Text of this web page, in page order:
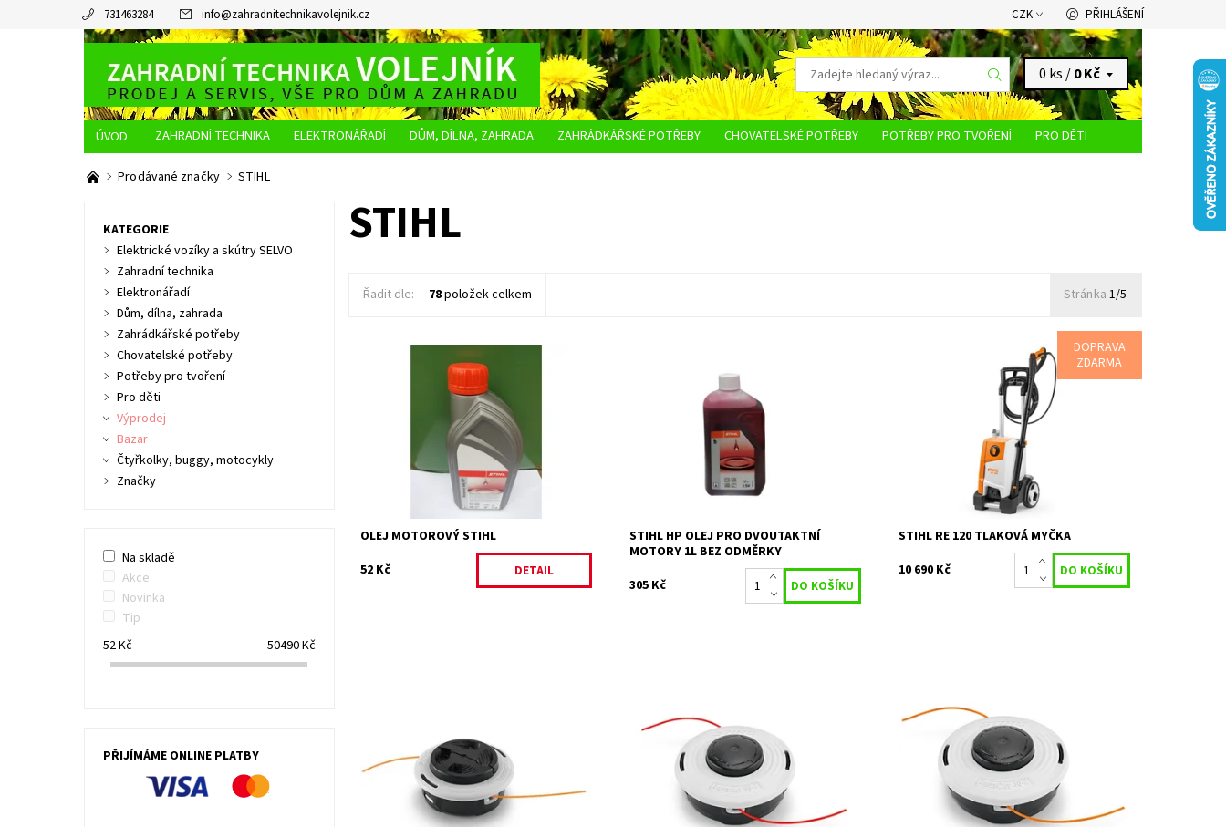
731463284 info@zahradnitechnikavolejnik.cz CZK PŘIHLÁŠENÍ
0 ks /0 Kč
ZAHRADNÍ TECHNIKA ELEKTRONÁŘADÍ DŮM, DÍLNA, ZAHRADA ZAHRÁDKÁŘSKÉ POTŘEBY CHOVATELSKÉ POTŘEBY POTŘEBY PRO TVOŘENÍ
PRO DĚTI
O NÁS
JAK NAKUPOVAT
Prodávané značky STIHL
STIHL
Řadit dle: 78položek celkem Stránka 1/5
Olej pro dvoutaktní motory
Skladem 9 ks
4275/100
STIHL
OLEJ MOTOROVÝ STIHL
52 Kč
DETAIL
Motorový olej pro dvoutaktní motory na
minerální bázi s vysokou mazací
schopností při současně dobré čistotě
motoru. Výkonová třída: JASO-FB....
Skladem 20 ks
27553
STIHL
STIHL HP OLEJ PRO DVOUTAKTNÍ
MOTORY 1L BEZ ODMĚRKY
305 Kč
DOPRAVA
ZDARMA
RE 120 Silný vysokotlaký čistič s tlakem
125bar STIHL RE 120 je silný vysokotlaký
čistič s vysokotlakou hadicí, vyztuženou
Objednáno
29147
STIHL
2 roky / prodloužená
záruka 3 roky
STIHL RE 120 TLAKOVÁ MYČKA
10 690 Kč
krátkým přitisknutím žací hlavy k zemi.
Dostupnost:
Skladem 6 ks
23571
STIHL
2 roky
Dvoustrunová, pro vyžínání a dočišťování.
Žací struna se automaticky nastaví
krátkým přitisknutím žací hlavy k zemi.
Dostupnost:
Skladem 1 ks
23502
STIHL
Dvoustrunová, pro vyžínání a očišťování.
Žací struna se automaticky nastaví
krátkým přitisknutím žací hlavy k zemi.
Dostupnost:
Skladem 4 ks
23505
STIHL
KATEGORIE
Elektrické vozíky a skútry SELVO
Zahradní technika
Elektronářadí
Dům, dílna, zahrada
Zahrádkářské potřeby
Chovatelské potřeby
Potřeby pro tvoření
Pro děti
Výprodej
Bazar
Čtyřkolky, buggy, motocykly
Značky
Na skladě
Akce
Novinka
Tip
52Kč 50490Kč
PŘIJÍMÁME ONLINE PLATBY